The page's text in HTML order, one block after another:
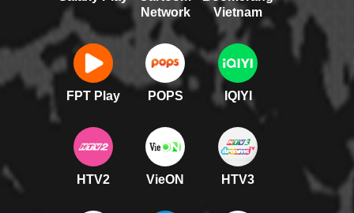
Network
Vietnam
FPT Play POPS IQIYI
HTV2 VieON HTV3